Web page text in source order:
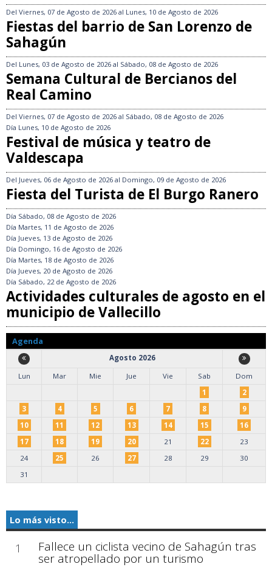
Del Viernes, 07 de Agosto de 2026 al Lunes, 10 de Agosto de 2026
Fiestas del barrio de San Lorenzo de
Sahagún
Del Lunes, 03 de Agosto de 2026 al Sábado, 08 de Agosto de 2026
Semana Cultural de Bercianos del
Real Camino
Del Viernes, 07 de Agosto de 2026 al Sábado, 08 de Agosto de 2026
Día Lunes, 10 de Agosto de 2026
Festival de música y teatro de
Valdescapa
Del Jueves, 06 de Agosto de 2026 al Domingo, 09 de Agosto de 2026
Fiesta del Turista de El Burgo Ranero
Día Sábado, 08 de Agosto de 2026
Día Martes, 11 de Agosto de 2026
Día Jueves, 13 de Agosto de 2026
Día Domingo, 16 de Agosto de 2026
Día Martes, 18 de Agosto de 2026
Día Jueves, 20 de Agosto de 2026
Día Sábado, 22 de Agosto de 2026
Actividades culturales de agosto en el
municipio de Vallecillo
Agenda
Agosto 2026
Lun
Mar Mie Jue Vie Sab
Dom
1
2
3
4 5 6 7 8
9
10
11 12 13 14 15
16
17
18 19 20 21 22
23
24
25 26 27 28 29
30
31
Lo más visto...
1 Fallece un ciclista vecino de Sahagún tras
ser atropellado por un turismo